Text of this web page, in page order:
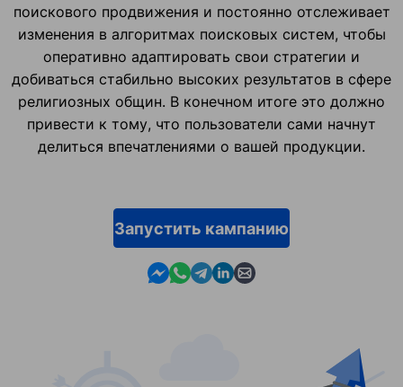
поискового продвижения и постоянно отслеживает
изменения в алгоритмах поисковых систем, чтобы
оперативно адаптировать свои стратегии и
добиваться стабильно высоких результатов в сфере
религиозных общин. В конечном итоге это должно
привести к тому, что пользователи сами начнут
делиться впечатлениями о вашей продукции.
Запустить кампанию
Contact us in Messenger
Contact us in WhatsApp
Contact us in Telegram
Contact us in Linkedin
Contact us by email